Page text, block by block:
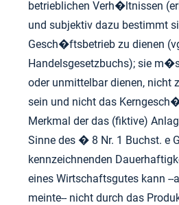
betrieblichen Verh�ltnissen
und subjektiv dazu bestimmt
Gesch�ftsbetrieb zu dienen
Handelsgesetzbuchs); sie
oder unmittelbar dienen, nicht
sein und nicht das
Merkmal der das (fiktive)
Sinne des � 8 Nr. 1 Buchst. e
kennzeichnenden
eines Wirtschaftsgutes kann --
meinte-- nicht durch das